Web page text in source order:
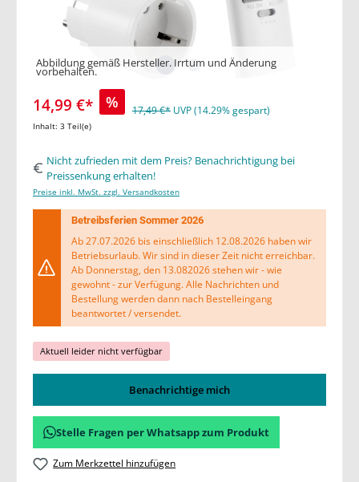
Abbildung gemäß Hersteller. Irrtum und Änderung
vorbehalten.
14,99 €* % 17,49 €* UVP (14.29% gespart)
Inhalt: 3 Teil(e)
Nicht zufrieden mit dem Preis? Benachrichtigung bei
Preissenkung erhalten!
Preise inkl. MwSt. zzgl. Versandkosten
Betreibsferien Sommer 2026
Ab 27.07.2026 bis einschließlich 12.08.2026 haben wir
Betriebsurlaub. Wir sind in dieser Zeit nicht erreichbar.
Ab Donnerstag, den 13.082026 stehen wir - wie
gewohnt - zur Verfügung. Alle Nachrichten und
Bestellung werden dann nach Bestelleingang
beantwortet / versendet.
Aktuell leider nicht verfügbar
Benachrichtige mich
Stelle Fragen per Whatsapp zum Produkt
Zum Merkzettel hinzufügen